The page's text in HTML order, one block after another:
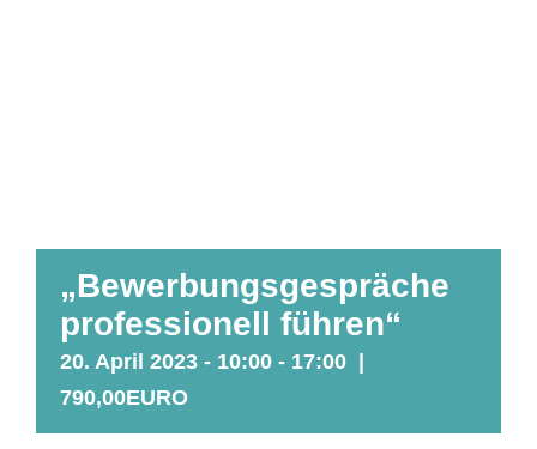
„Bewerbungsgespräche
professionell führen“
20. April 2023 - 10:00 - 17:00
790,00EURO